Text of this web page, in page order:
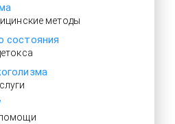
методы
состояния